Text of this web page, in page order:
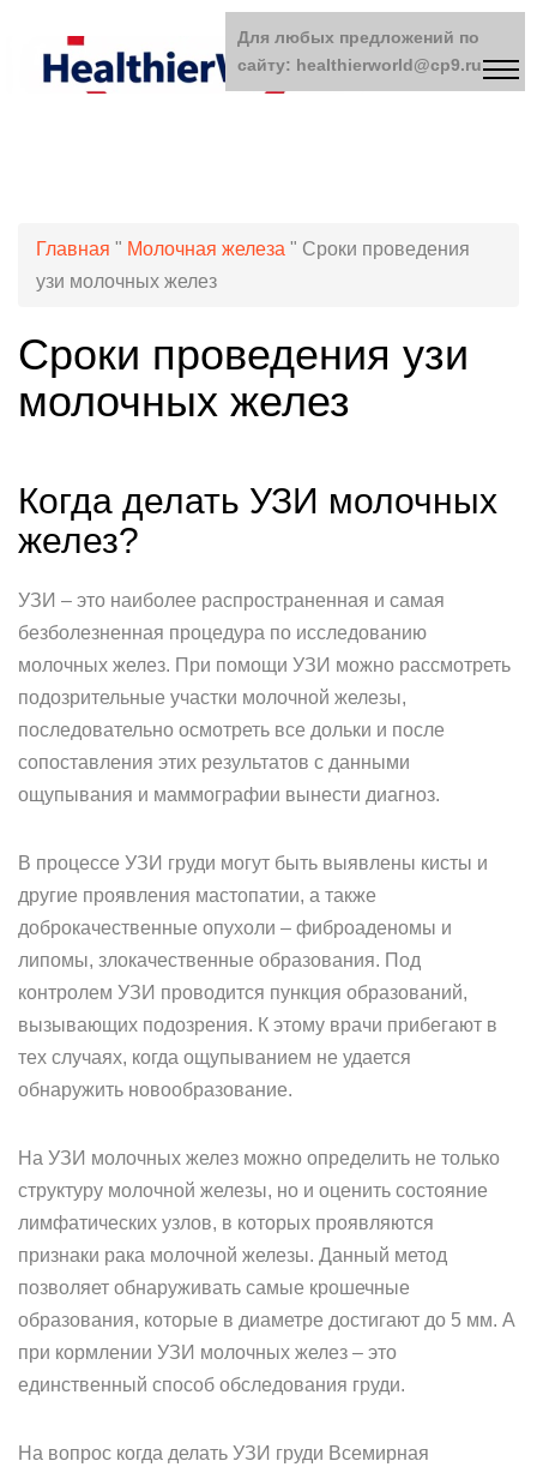
Главная " Молочная железа " Сроки проведения
узи молочных желез
Сроки проведения узи
молочных желез
Когда делать УЗИ молочных
желез?
УЗИ – это наиболее распространенная и самая
безболезненная процедура по исследованию
молочных желез. При помощи УЗИ можно рассмотреть
подозрительные участки молочной железы,
последовательно осмотреть все дольки и после
сопоставления этих результатов с данными
ощупывания и маммографии вынести диагноз.
В процессе УЗИ груди могут быть выявлены кисты и
другие проявления мастопатии, а также
доброкачественные опухоли – фиброаденомы и
липомы, злокачественные образования. Под
контролем УЗИ проводится пункция образований,
вызывающих подозрения. К этому врачи прибегают в
тех случаях, когда ощупыванием не удается
обнаружить новообразование.
На УЗИ молочных желез можно определить не только
структуру молочной железы, но и оценить состояние
лимфатических узлов, в которых проявляются
признаки рака молочной железы. Данный метод
позволяет обнаруживать самые крошечные
образования, которые в диаметре достигают до 5 мм. А
при кормлении УЗИ молочных желез – это
единственный способ обследования груди.
На вопрос когда делать УЗИ груди Всемирная
Для любых предложений по
сайту: healthierworld@cp9.ru